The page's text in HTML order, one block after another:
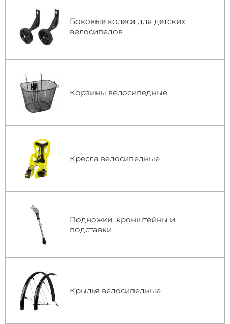
Боковые колеса для детских
велосипедов
Корзины велосипедные
Кресла велосипедные
Подножки, кронштейны и
подставки
Крылья велосипедные